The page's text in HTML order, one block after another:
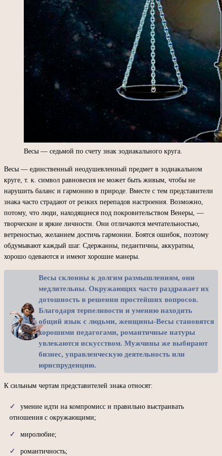
Весы — седьмой по счету знак зодиакального круга.
Весы — единственный неодушевленный предмет в зодиакальном
круге, т. к. символ равновесия не может быть живым, чтобы не
нарушить баланс и гармонию в природе. Вместе с тем представители
знака часто страдают от резких перепадов настроения. Возможно,
потому, что люди, находящиеся под покровительством Венеры, —
творческие и яркие личности. Они отличаются мечтательностью,
ветреностью, желанием достичь гармонии. Боятся ошибок, поэтому
обдумывают каждый шаг. Сдержанны, педантичны, аккуратны,
хорошо одеваются и имеют хорошие манеры.
Весы склонны к долгим размышлениям, они
медлительны. Окружающих часто раздражает их
дотошность в решении простейших вопросов.
Благодаря терпеливости и умению находить
общий язык с людьми, женщины-Весы становятся
хорошими педагогами, романтичные натуры
увлекаются искусством. Мужчины же выбирают
бизнес, управленческую деятельность или
юриспруденцию.
К сильным чертам представителей знака относят:
умение идти на компромисс и правильно выстраивать
отношения с окружающими;
миролюбие;
романтичность;